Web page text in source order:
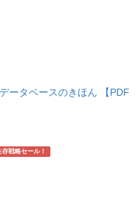
ータベースのきほん 【PDF
存戦略セール！